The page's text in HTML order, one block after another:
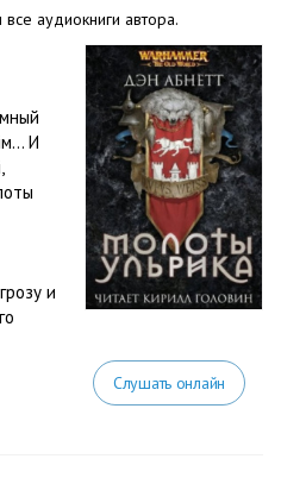
аудиокниги автора.
И
и
Слушать онлайн